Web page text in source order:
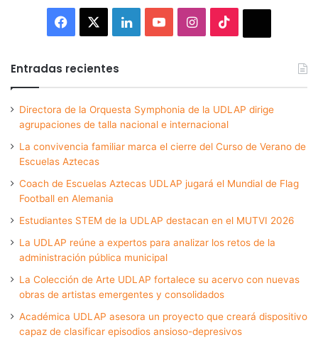
Facebook LinkedInYouTubeInstagram
Entradas recientes
Directora de la Orquesta Symphonia de la UDLAP dirige
agrupaciones de talla nacional e internacional
La convivencia familiar marca el cierre del Curso de Verano de
Escuelas Aztecas
Coach de Escuelas Aztecas UDLAP jugará el Mundial de Flag
Football en Alemania
Estudiantes STEM de la UDLAP destacan en el MUTVI 2026
La UDLAP reúne a expertos para analizar los retos de la
administración pública municipal
La Colección de Arte UDLAP fortalece su acervo con nuevas
obras de artistas emergentes y consolidados
Académica UDLAP asesora un proyecto que creará dispositivo
capaz de clasificar episodios ansioso-depresivos